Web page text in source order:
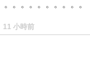
。。。。。。。。。。
11 小時前